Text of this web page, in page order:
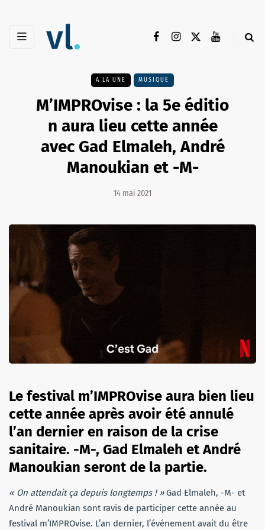
A LA UNE MUSIQUE
M’IMPROvise : la 5e éditio
n aura lieu cette année
avec Gad Elmaleh, André
Manoukian et -M-
14 mai 2021
Le festival m’IMPROvise aura bien lieu
cette année après avoir été annulé
l’an dernier en raison de la crise
sanitaire. -M-, Gad Elmaleh et André
Manoukian seront de la partie.
« On attendait ça depuis longtemps ! »Gad Elmaleh, -M- et
André Manoukian sont ravis de participer cette année au
festival m’IMPROvise. L’an dernier, l’événement avait du être